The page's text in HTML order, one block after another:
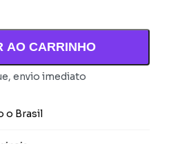
AO CARRINHO
envio imediato
o Brasil